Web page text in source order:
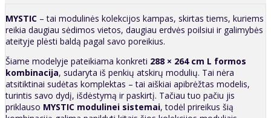
MYSTIC – tai modulinės kolekcijos kampas, skirtas tiems, kuriems
reikia daugiau sėdimos vietos, daugiau erdvės poilsiui ir galimybės
ateityje plėsti baldą pagal savo poreikius.
Šiame modelyje pateikiama konkreti 288 × 264 cm L formos
kombinacija, sudaryta iš penkių atskirų modulių. Tai nėra
atsitiktinai sudėtas komplektas – tai aiškiai apibrėžtas modelis,
turintis savo dydį, išdėstymą ir paskirtį. Tačiau tuo pačiu jis
priklauso MYSTIC modulinei sistemai, todėl prireikus šią